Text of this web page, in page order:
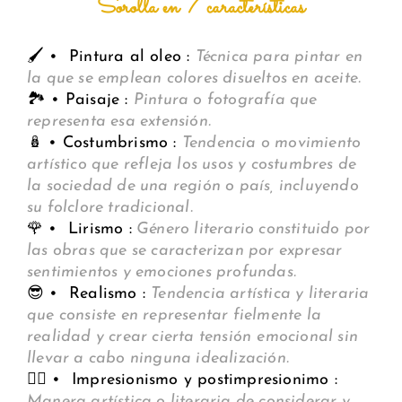
Sorolla en 7 características
🖌️ • Pintura al oleo : Técnica para pintar en
la que se emplean colores disueltos en aceite.
🏞️ • Paisaje : Pintura o fotografía que
representa esa extensión.
🪆 • Costumbrismo : Tendencia o movimiento
artístico que refleja los usos y costumbres de
la sociedad de una región o país, incluyendo
su folclore tradicional.
🌹 • Lirismo :Género literario constituido por
las obras que se caracterizan por expresar
sentimientos y emociones profundas.
😎 • Realismo : Tendencia artística y literaria
que consiste en representar fielmente la
realidad y crear cierta tensión emocional sin
llevar a cabo ninguna idealización.
😶‍🌫️ • Impresionismo y postimpresionimo :